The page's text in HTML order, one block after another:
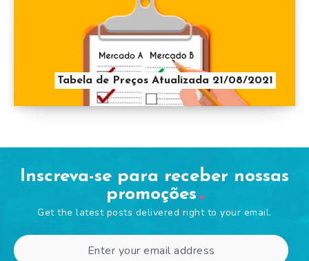
Tabela de Preços Atualizada 21/08/2021
Inscreva-se para receber nossas
promoções
Get the latest posts delivered right to your email.